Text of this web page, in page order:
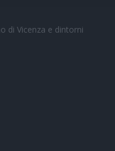
di Vicenza e dintorni